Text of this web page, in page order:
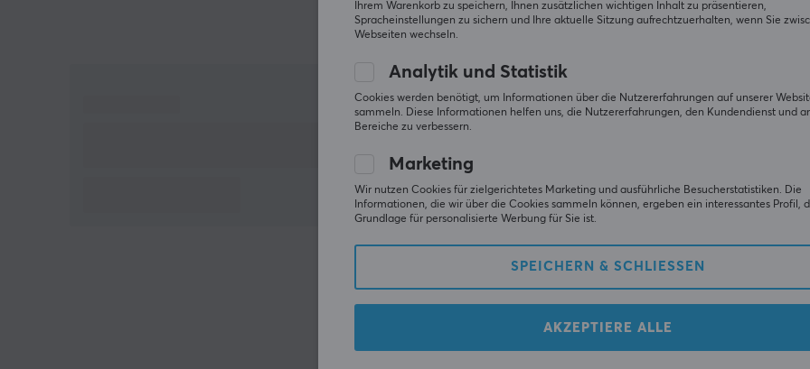
Egal, ob Sie nach einer neuen Tastatur für die Arbeit
oder zum Spielen suchen, die Keychron Q4 ISO
ich habe diese Artikelbeschreibung übersetzt. Wenn
kannst Du mir
Andere Kunden kauften
ZEIGE MEHR
Ihrem Warenkorb zu speichern, Ihnen zusätzlichen wichtigen Inhalt zu präsentieren,
Spracheinstellungen zu sichern und Ihre aktuelle Sitzung aufrechtzuerhalten, wenn Sie
Webseiten wechseln.
Analytik und Statistik
Cookies werden benötigt, um Informationen über die Nutzererfahrungen auf unserer
sammeln. Diese Informationen helfen uns, die Nutzererfahrungen, den Kundendienst und
Bereiche zu verbessern.
Marketing
Wir nutzen Cookies für zielgerichtetes Marketing und ausführliche Besucherstatistiken. Die
Informationen, die wir über die Cookies sammeln können, ergeben ein interessantes Profil,
Grundlage für personalisierte Werbung für Sie ist.
SPEICHERN & SCHLIESSEN
AKZEPTIERE ALLE